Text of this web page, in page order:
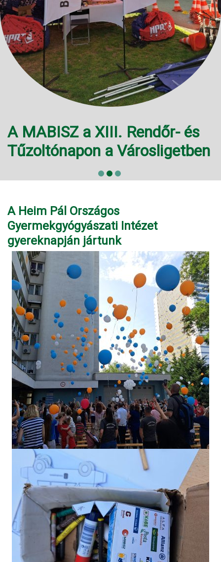
A MABISZ a XIII. Rendőr- és
Tűzoltónapon a Városligetben
A Heim Pál Országos
Gyermekgyógyászati Intézet
gyereknapján jártunk